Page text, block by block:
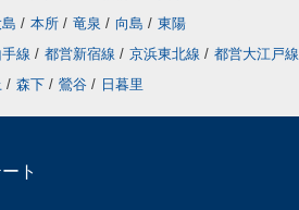
/ 本所 / 竜泉 / 向島 / 東陽
手線 / 都営新宿線 / 京浜東北線 / 都営大江戸線
/ 森下 / 鶯谷 / 日暮里
ト